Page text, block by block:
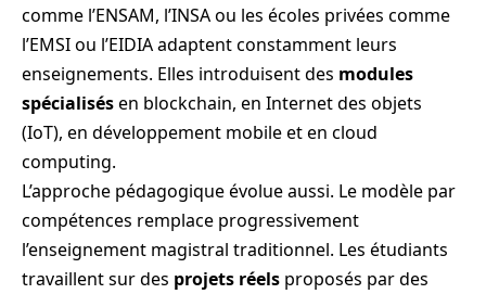
comme l’ENSAM, l’INSA ou les écoles privées comme
l’EMSI ou l’EIDIA adaptent constamment leurs
enseignements. Elles introduisent des modules
spécialisésen blockchain, en Internet des objets
(IoT), en développement mobile et en cloud
computing.
L’approche pédagogique évolue aussi. Le modèle par
compétences remplace progressivement
l’enseignement magistral traditionnel. Les étudiants
travaillent sur des projets réels proposés par des